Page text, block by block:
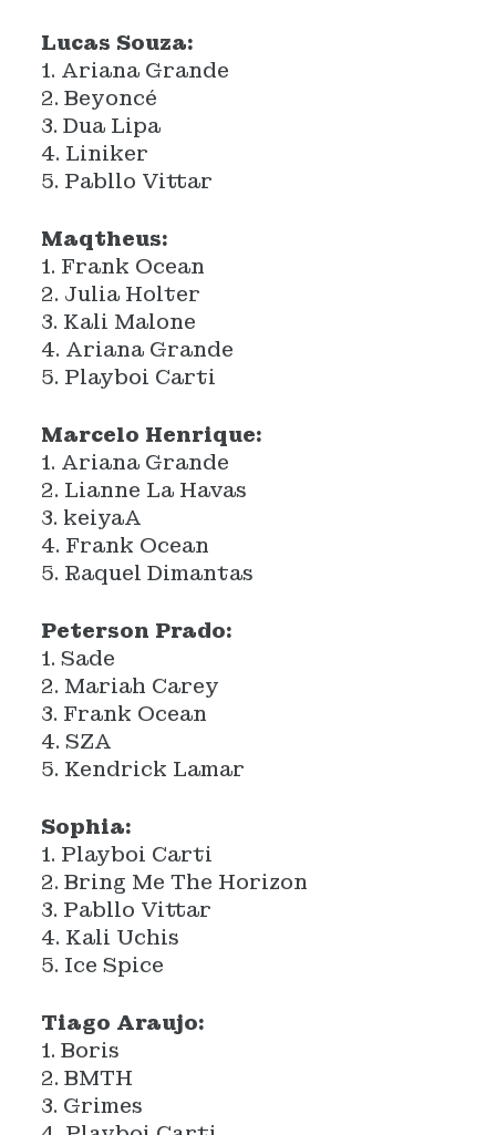
Lucas Souza:
1. Ariana Grande
2. Beyoncé
3. Dua Lipa
4. Liniker
5. Pabllo Vittar
Maqtheus:
1. Frank Ocean
2. Julia Holter
3. Kali Malone
4. Ariana Grande
5. Playboi Carti
Marcelo Henrique:
1. Ariana Grande
2. Lianne La Havas
3. keiyaA
4. Frank Ocean
5. Raquel Dimantas
Peterson Prado:
1. Sade
2. Mariah Carey
3. Frank Ocean
4. SZA
5. Kendrick Lamar
Sophia:
1. Playboi Carti
2. Bring Me The Horizon
3. Pabllo Vittar
4. Kali Uchis
5. Ice Spice
Tiago Araujo:
1. Boris
2. BMTH
3. Grimes